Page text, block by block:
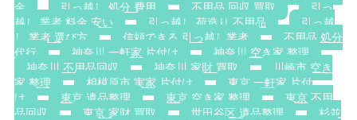
金
引っ越し 処分 費用 不用品 回収 買取
引っ
越し 業者 料金 安い
引っ越し 荷造り 不用品
引っ越
し 業者 選び方
信頼できる 引っ越し業者
不用品 処分
代行
神奈川 一軒家 片付け
神奈川 空き家 整理
神奈川 不用品回収
神奈川 家財 買取
川崎市 空き
家 整理
相模原市 実家 片付け
東京 一軒家 片付
け
東京 遺品整理 東京 空き家 整理
東京 不用
品回収
東京 家財 買取 世田谷区 遺品整理
杉並